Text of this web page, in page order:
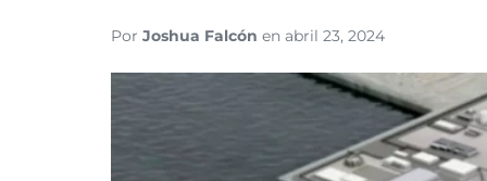
Por Joshua Falcón en abril 23, 2024